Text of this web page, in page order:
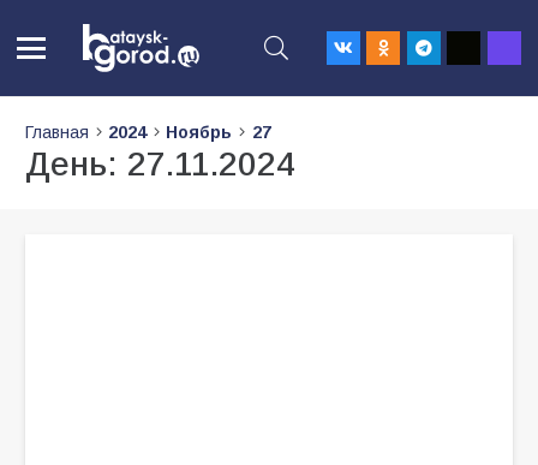
Главная 2024 Ноябрь 27
День: 27.11.2024